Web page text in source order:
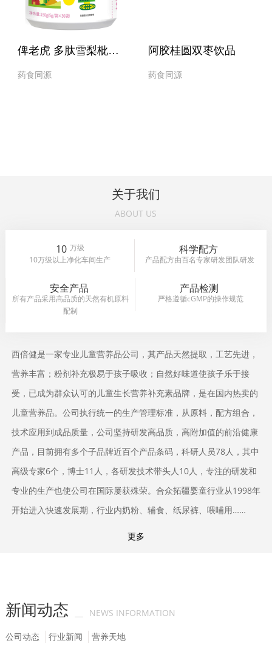
俾老虎 多肽雪梨枇杷桔红固体饮料
药食同源
阿胶桂圆双枣饮品
药食同源
关于我们
ABOUT US
10 万级
10万级以上净化车间生产
科学配方
产品配方由百名专家研发团队研发
安全产品
所有产品采用高品质的天然有机原料
配制
产品检测
严格遵循cGMP的操作规范
西倍健是一家专业儿童营养品公司，其产品天然提取，工艺先进，
营养丰富；粉剂补充极易于孩子吸收；自然好味道使孩子乐于接
受，已成为群众认可的儿童生长营养补充素品牌，是在国内热卖的
儿童营养品。公司执行统一的生产管理标准，从原料，配方组合，
技术应用到成品质量，公司坚持研发高品质，高附加值的前沿健康
产品，目前拥有多个子品牌近百个产品条码，科研人员78人，其中
高级专家6个，博士11人，各研发技术带头人10人，专注的研发和
专业的生产也使公司在国际屡获殊荣。合众拓疆婴童行业从1998年
开始进入快速发展期，行业内奶粉、辅食、纸尿裤、喂哺用……
更多
新闻动态 NEWS INFORMATION
公司动态 行业新闻 营养天地